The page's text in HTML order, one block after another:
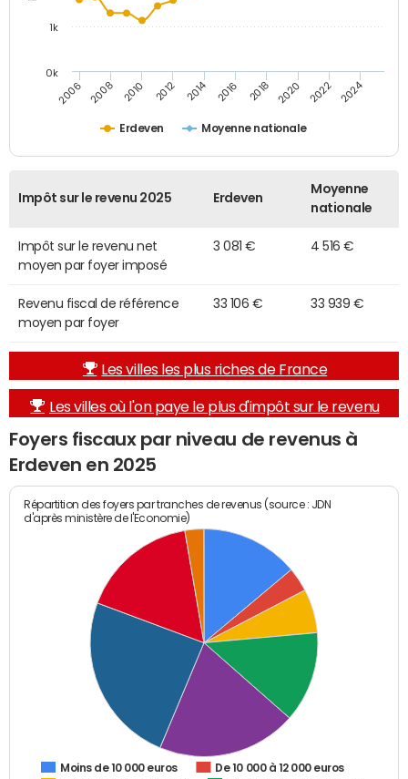
Erdeven Moyenne nationale
2006 2008 2010 2012 2014 2016 2018 2020 2022 2024
0k
1k
Impôt sur le revenu 2025 Erdeven
Moyenne
nationale
Impôt sur le revenu net
moyen par foyer imposé
3 081 € 4 516 €
Revenu fiscal de référence
moyen par foyer
33 106 € 33 939 €
Les villes les plus riches de France
Les villes où l'on paye le plus d'impôt sur le revenu
Foyers fiscaux par niveau de revenus à
Erdeven en 2025
Répartition des foyers par tranches de revenus (source : JDN
d'après ministère de l'Economie)
Moins de 10 000 euros
De 10 000 à 12 000 euros